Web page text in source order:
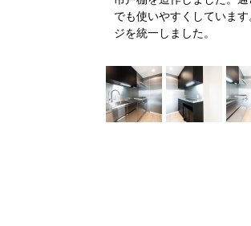
でも使いやすくしていま
ジを統一しました。